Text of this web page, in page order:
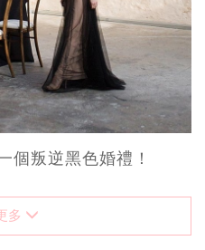
個叛逆黑色婚禮！
多